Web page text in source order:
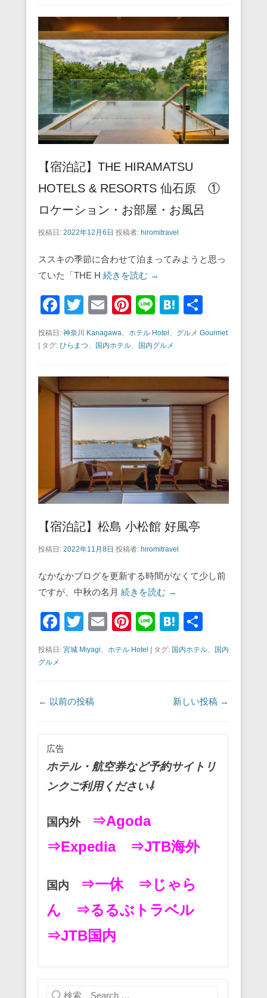
b
o
o
k
st
a
【宿泊記】THE HIRAMATSU
HOTELS & RESORTS 仙石原 ①
ロケーション・お部屋・お風呂
投稿日: 2022年12月6日 投稿者: hiromitravel
ススキの季節に合わせて泊まってみようと思っ
ていた「THE H 続きを読む →
F
a
c
b
o
o
k
T
wi
tt
E
ail
Pi
er
st
Li
e
H
at
e
a
投稿日: 神奈川 Kanagawa ホテル Hotel
グルメ Gourmet
| タグ: ひらまつ 国内ホテル 国内グルメ
【宿泊記】松島 小松館 好風亭
投稿日: 2022年11月8日 投稿者: hiromitravel
なかなかブログを更新する時間がなくて少し前
ですが、中秋の名月 続きを読む →
F
a
c
b
k
T
tt
E
ail
Pi
er
Li
e
H
at
e
a
有
投稿日: 宮城 Miyagi ホテル Hotel | タグ: 国内ホテル
国内
グルメ
投稿ナビゲーション
← 以前の投稿 新しい投稿 →
広告
ホテル・航空券など予約サイトリ
ンクご利用ください⇩
国内外
⇒Agoda
⇒Expedia
⇒JTB海外
国内 ⇒一休
⇒じゃら
ん
⇒るるぶトラベル
⇒JTB国内
検索